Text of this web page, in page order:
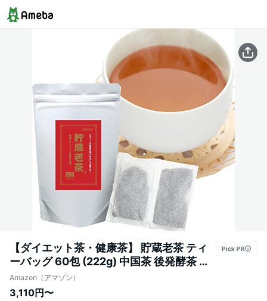
【ダイエット茶・健康茶】 貯蔵老茶 ティ
ーバッグ 60包 (222g) 中国茶 後発酵茶 黒
茶 プーアール茶 プアール茶 健康茶 お茶 老
茶 (ロウチャ)
Amazon（アマゾン）
3,110円〜